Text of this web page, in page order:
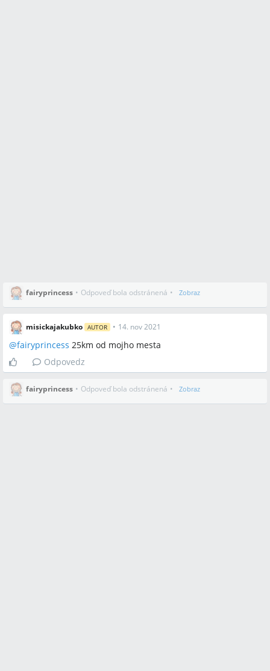
fairyprincess • Odpoveď bola odstránená • Zobraz
misickajakubko AUTOR • 14. nov 2021
@fairyprincess 25km od mojho mesta
Odpovedz
fairyprincess • Odpoveď bola odstránená • Zobraz